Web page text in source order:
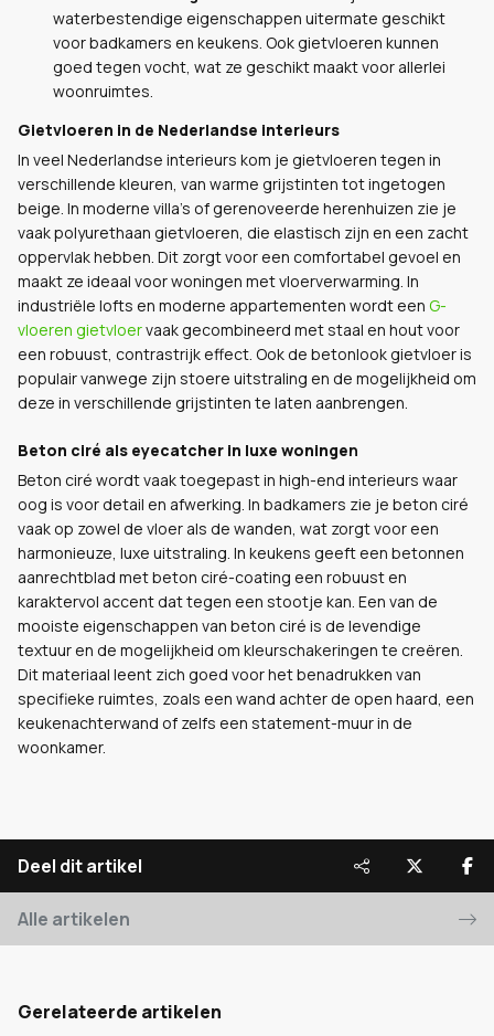
waterbestendige eigenschappen uitermate geschikt
voor badkamers en keukens. Ook gietvloeren kunnen
goed tegen vocht, wat ze geschikt maakt voor allerlei
woonruimtes.
Gietvloeren in de Nederlandse interieurs
In veel Nederlandse interieurs kom je gietvloeren tegen in
verschillende kleuren, van warme grijstinten tot ingetogen
beige. In moderne villa’s of gerenoveerde herenhuizen zie je
vaak polyurethaan gietvloeren, die elastisch zijn en een zacht
oppervlak hebben. Dit zorgt voor een comfortabel gevoel en
maakt ze ideaal voor woningen met vloerverwarming. In
industriële lofts en moderne appartementen wordt een G-
vloeren gietvloervaak gecombineerd met staal en hout voor
een robuust, contrastrijk effect. Ook de betonlook gietvloer is
populair vanwege zijn stoere uitstraling en de mogelijkheid om
deze in verschillende grijstinten te laten aanbrengen.
Beton ciré als eyecatcher in luxe woningen
Beton ciré wordt vaak toegepast in high-end interieurs waar
oog is voor detail en afwerking. In badkamers zie je beton ciré
vaak op zowel de vloer als de wanden, wat zorgt voor een
harmonieuze, luxe uitstraling. In keukens geeft een betonnen
aanrechtblad met beton ciré-coating een robuust en
karaktervol accent dat tegen een stootje kan. Een van de
mooiste eigenschappen van beton ciré is de levendige
textuur en de mogelijkheid om kleurschakeringen te creëren.
Dit materiaal leent zich goed voor het benadrukken van
specifieke ruimtes, zoals een wand achter de open haard, een
keukenachterwand of zelfs een statement-muur in de
woonkamer.
Deel dit artikel
Alle artikelen
Gerelateerde artikelen